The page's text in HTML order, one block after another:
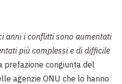
anni i conflitti sono aumentati
più complessi e di difficile
prefazione congiunta del
agenzie ONU che lo hanno